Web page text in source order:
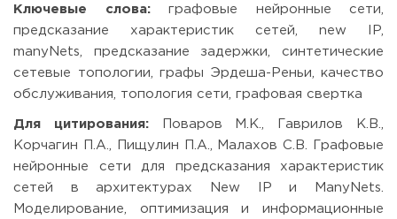
Ключевые слова:графовые нейронные сети,
предсказание характеристик сетей, new IP,
manyNets, предсказание задержки, синтетические
сетевые топологии, графы Эрдеша-Реньи, качество
обслуживания, топология сети, графовая свертка
Для цитирования:Поваров М.К., Гаврилов К.В.,
Корчагин П.А., Пищулин П.А., Малахов С.В. Графовые
нейронные сети для предсказания характеристик
сетей в архитектурах New IP и ManyNets.
Моделирование, оптимизация и информационные